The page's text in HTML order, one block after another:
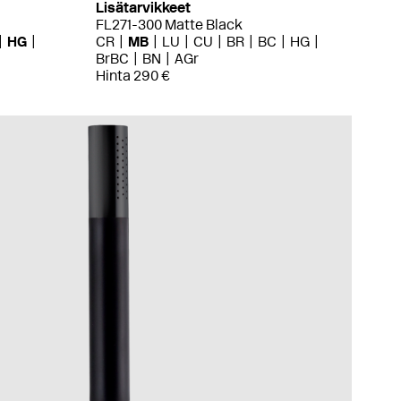
HG
Lisätarvikkeet
FL271-300 Matte Black
CR
MB LU CU BR BC
HG
BrBC
BN
AGr
Hinta 290 €